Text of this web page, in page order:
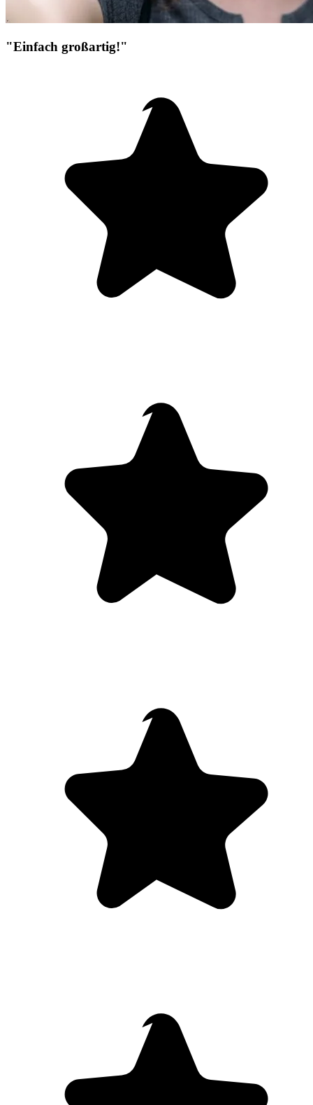
"Einfach großartig!"